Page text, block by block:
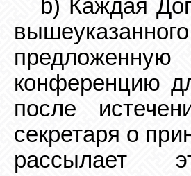
b) Каждая
вышеуказанного
конференцию
после
секретаря о
рассылает